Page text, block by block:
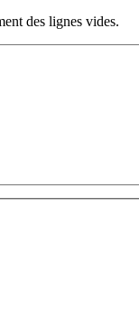
des lignes vides.